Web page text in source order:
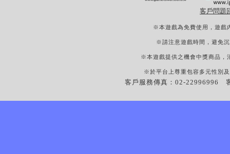
客戶問題
※本遊戲為免費使用，遊戲
※請注意遊戲時間，避免
※本遊戲提供之機會中獎商品，
※於平台上尊重包容多元性別
客戶服務傳真：02-22996996